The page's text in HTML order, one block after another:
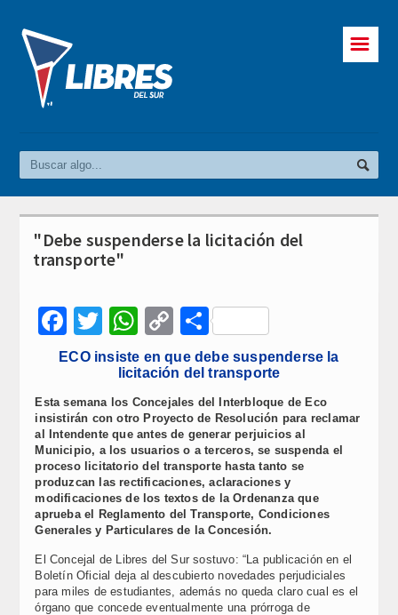
☰
"Debe suspenderse la licitación del
transporte"
Facebook
Twitter
WhatsApp
Copy
Link
Compartir
ECO insiste en que debe suspenderse la
licitación del transporte
Esta semana los Concejales del Interbloque de Eco
insistirán con otro Proyecto de Resolución para reclamar
al Intendente que antes de generar perjuicios al
Municipio, a los usuarios o a terceros, se suspenda el
proceso licitatorio del transporte hasta tanto se
produzcan las rectificaciones, aclaraciones y
modificaciones de los textos de la Ordenanza que
aprueba el Reglamento del Transporte, Condiciones
Generales y Particulares de la Concesión.
El Concejal de Libres del Sur sostuvo: “La publicación en el
Boletín Oficial deja al descubierto novedades perjudiciales
para miles de estudiantes, además no queda claro cual es el
órgano que concede eventualmente una prórroga de